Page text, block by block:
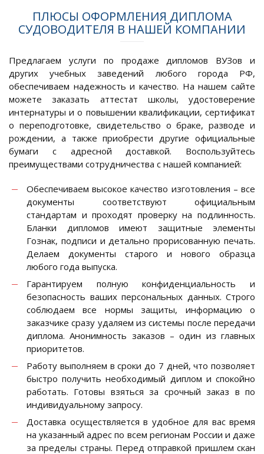
ПЛЮСЫ ОФОРМЛЕНИЯ ДИПЛОМА
СУДОВОДИТЕЛЯ В НАШЕЙ КОМПАНИИ
Предлагаем услуги по продаже дипломов ВУЗов и
других учебных заведений любого города РФ,
обеспечиваем надежность и качество. На нашем сайте
можете заказать аттестат школы, удостоверение
интернатуры и о повышении квалификации, сертификат
о переподготовке, свидетельство о браке, разводе и
рождении, а также приобрести другие официальные
бумаги с адресной доставкой. Воспользуйтесь
преимуществами сотрудничества с нашей компанией:
Обеспечиваем высокое качество изготовления – все
документы соответствуют официальным
стандартам и проходят проверку на подлинность.
Бланки дипломов имеют защитные элементы
Гознак, подписи и детально прорисованную печать.
Делаем документы старого и нового образца
любого года выпуска.
Гарантируем полную конфиденциальность и
безопасность ваших персональных данных. Строго
соблюдаем все нормы защиты, информацию о
заказчике сразу удаляем из системы после передачи
диплома. Анонимность заказов – один из главных
приоритетов.
Работу выполняем в сроки до 7 дней, что позволяет
быстро получить необходимый диплом и спокойно
работать. Готовы взяться за срочный заказ в по
индивидуальному запросу.
Доставка осуществляется в удобное для вас время
на указанный адрес по всем регионам России и даже
за пределы страны. Перед отправкой пришлем скан